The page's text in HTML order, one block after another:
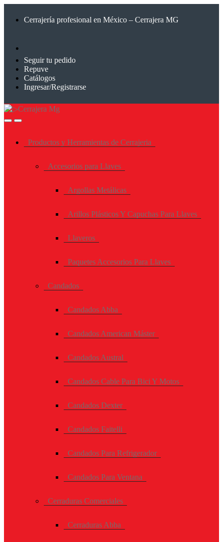
Cerrajería profesional en México – Cerrajera MG
Seguir tu pedido
Repuve
Catálogos
Ingresar/Registrarse
Productos y Herramientas de Cerrajeria
Accesorios para Llaves
Argollas Metálicas
Arillos Plásticos Y Capuchas Para Llaves
Llaveros
Paquetes Accesorios Para Llaves
Candados
Candados Abba
Candados American Máster
Candados Austral
Candados Cable Para Bici Y Motos
Candados Dexter
Candados Faitelli
Candados Para Refrigerador
Candados Para Ventana
Cerraduras Comerciales
Cerraduras Abba